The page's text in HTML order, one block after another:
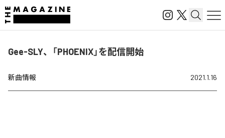
Gee-SLY、「PHOENIX」を配信開始
新曲情報 2021.1.16